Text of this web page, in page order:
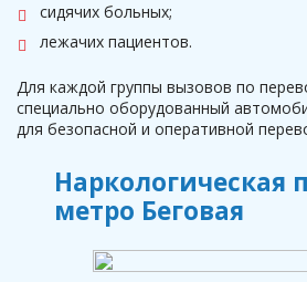
сидячих больных;
лежачих пациентов.
Для каждой группы вызовов по
специально оборудованный
для безопасной и оперативной
Наркологическая
метро Беговая